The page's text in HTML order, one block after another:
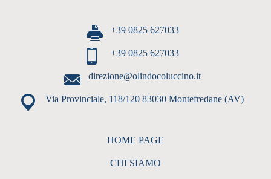
+39 0825 627033
+39 0825 627033
direzione@olindocoluccino.it
Via Provinciale, 118/120 83030 Montefredane (AV)
HOME PAGE
CHI SIAMO